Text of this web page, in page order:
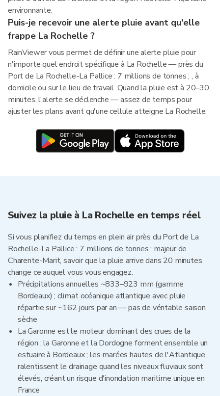
environnante.
Puis-je recevoir une alerte pluie avant qu'elle
frappe La Rochelle ?
RainViewer vous permet de définir une alerte pluie pour
n'importe quel endroit spécifique à La Rochelle — près du
Port de La Rochelle-La Pallice : 7 millions de tonnes ; , à
domicile ou sur le lieu de travail. Quand la pluie est à 20–30
minutes, l'alerte se déclenche — assez de temps pour
ajuster les plans avant qu'une cellule atteigne La Rochelle.
Suivez la pluie à La Rochelle en temps réel
Si vous planifiez du temps en plein air près du Port de La
Rochelle-La Pallice : 7 millions de tonnes ; majeur de
Charente-Marit, savoir que la pluie arrive dans 20 minutes
change ce auquel vous vous engagez.
Précipitations annuelles ~833–923 mm (gamme
Bordeaux) ; climat océanique atlantique avec pluie
répartie sur ~162 jours par an — pas de véritable saison
sèche
La Garonne est le moteur dominant des crues de la
région : la Garonne et la Dordogne forment ensemble un
estuaire à Bordeaux ; les marées hautes de l'Atlantique
ralentissent le drainage quand les niveaux fluviaux sont
élevés, créant un risque d'inondation maritime unique en
France